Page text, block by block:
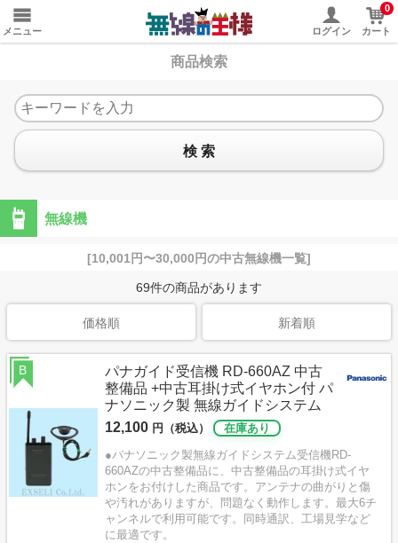
メニュー ログイン
0
カート
商品検索
検 索
無線機
[10,001円〜30,000円の中古無線機一覧]
69件の商品があります
価格順 新着順
パナガイド受信機 RD-660AZ 中古
整備品 +中古耳掛け式イヤホン付 パ
ナソニック製 無線ガイドシステム
12,100 円（税込）
在庫あり
●パナソニック製無線ガイドシステム受信機RD-
660AZの中古整備品に、中古整備品の耳掛け式イヤ
ホンをお付けした商品です。アンテナの曲がりと傷
や汚れがありますが、問題なく動作します。最大6チ
ャンネルで利用可能です。同時通訳、工場見学など
に最適です。
B